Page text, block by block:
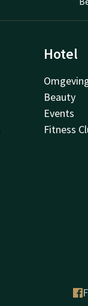
Hotel
Beauty
Events
Fitness